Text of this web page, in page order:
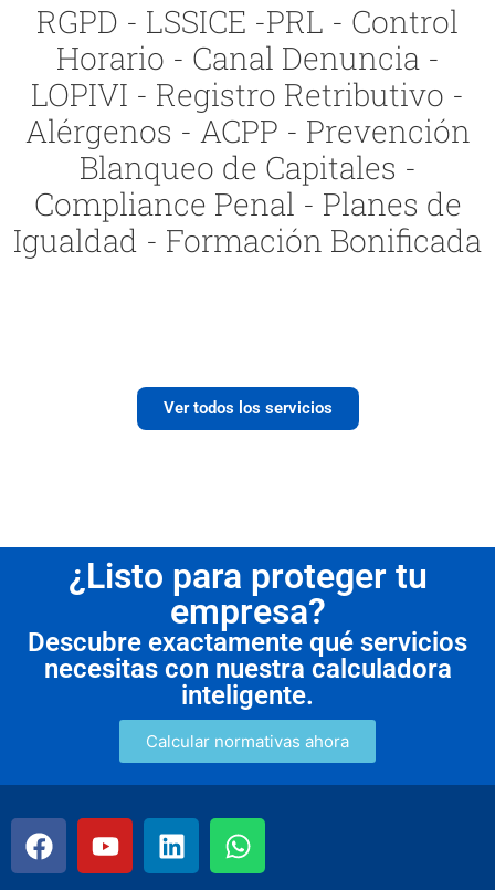
RGPD - LSSICE -PRL - Control
Horario - Canal Denuncia -
LOPIVI - Registro Retributivo -
Alérgenos - ACPP - Prevención
Blanqueo de Capitales -
Compliance Penal - Planes de
Igualdad - Formación Bonificada
Ver todos los servicios
¿Listo para proteger tu
empresa?
Descubre exactamente qué servicios
necesitas con nuestra calculadora
inteligente.
Calcular normativas ahora